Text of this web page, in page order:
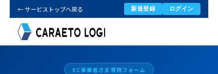
← サービストップへ戻る 新規登録 ログイン
EC事業者さま専用フォーム